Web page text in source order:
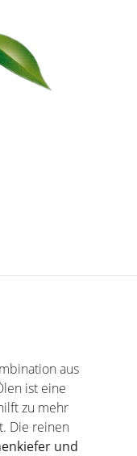
aus
ist eine
zu mehr
Die reinen
und